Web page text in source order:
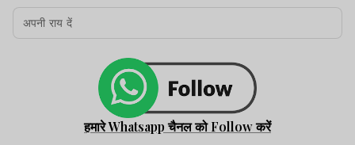
हमारे Whatsapp चैनल को Follow करें